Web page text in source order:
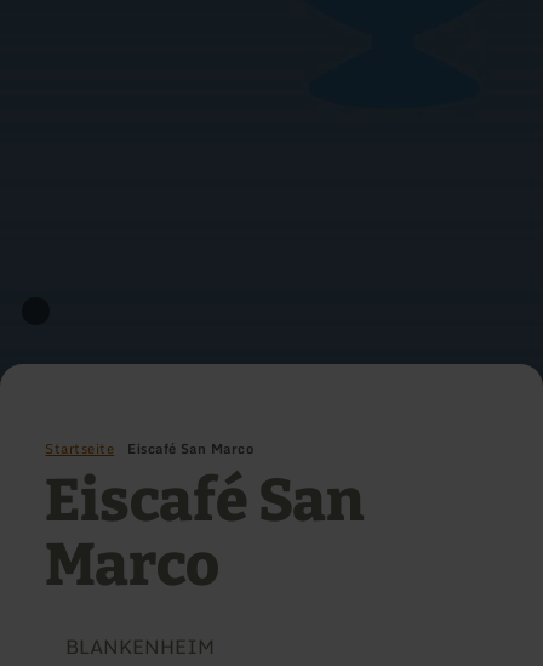
Startseite Eiscafé San Marco
Eiscafé San
Marco
BLANKENHEIM